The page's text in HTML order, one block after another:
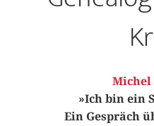
Michel
»Ich bin ein
Ein Gespräch